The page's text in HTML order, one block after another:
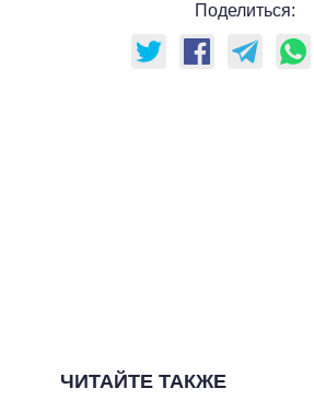
Поделиться:
ЧИТАЙТЕ ТАКЖЕ